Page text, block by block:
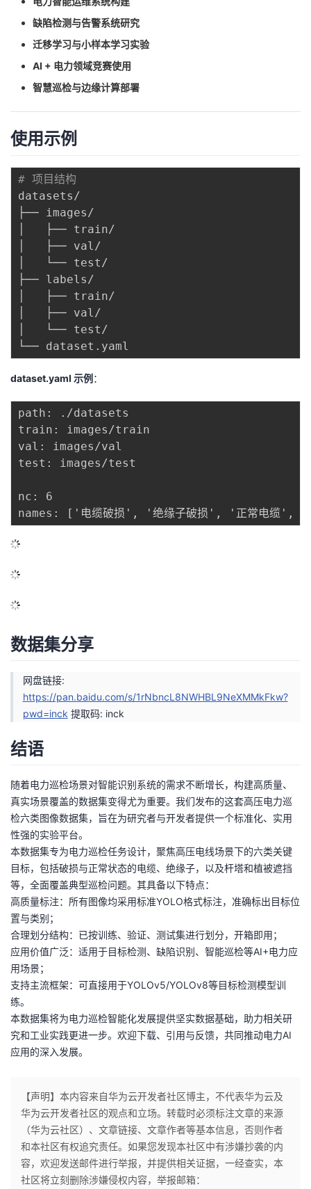
缺陷检测与告警系统研究
迁移学习与小样本学习实验
AI + 电力领域竞赛使用
智慧巡检与边缘计算部署
使用示例
# 项目结构
datasets/
├── images/
│   ├── train/
│   ├── val/
│   └── test/
├── labels/
│   ├── train/
│   ├── val/
│   └── test/
dataset.yaml 示例 ：
path: ./datasets
train: images/train
val: images/val
test: images/test
nc: 6
数据集分享
网盘链接:
https://pan.baidu.com/s/1rNbncL8NWHBL9NeXMMkFkw?
pwd=inck 提取码: inck
结语
随着电力巡检场景对智能识别系统的需求不断增长，构建高质量、
真实场景覆盖的数据集变得尤为重要。我们发布的这套高压电力巡
检六类图像数据集，旨在为研究者与开发者提供一个标准化、实用
性强的实验平台。
本数据集专为电力巡检任务设计，聚焦高压电线场景下的六类关键
目标，包括破损与正常状态的电缆、绝缘子，以及杆塔和植被遮挡
等，全面覆盖典型巡检问题。其具备以下特点：
高质量标注：所有图像均采用标准YOLO格式标注，准确标出目标位
置与类别；
合理划分结构：已按训练、验证、测试集进行划分，开箱即用；
应用价值广泛：适用于目标检测、缺陷识别、智能巡检等AI+电力应
用场景；
支持主流框架：可直接用于YOLOv5/YOLOv8等目标检测模型训
练。
本数据集将为电力巡检智能化发展提供坚实数据基础，助力相关研
究和工业实践更进一步。欢迎下载、引用与反馈，共同推动电力AI
应用的深入发展。
【声明】本内容来自华为云开发者社区博主，不代表华为云及
华为云开发者社区的观点和立场。转载时必须标注文章的来源
（华为云社区）、文章链接、文章作者等基本信息，否则作者
和本社区有权追究责任。如果您发现本社区中有涉嫌抄袭的内
容，欢迎发送邮件进行举报，并提供相关证据，一经查实，本
社区将立刻删除涉嫌侵权内容，举报邮箱：